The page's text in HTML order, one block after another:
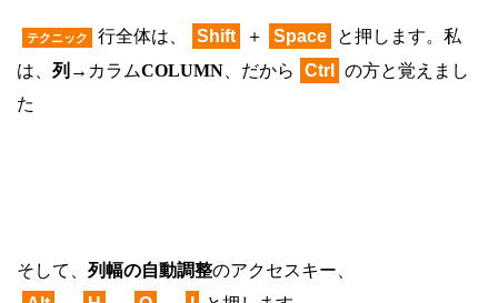
テクニック 行全体は、 Shift ＋ Space
と押します。私
は、 列 →カラムCOLUMN 、だから Ctrl
の方と覚えまし
た
そして、 列幅の自動調整のアクセスキー、